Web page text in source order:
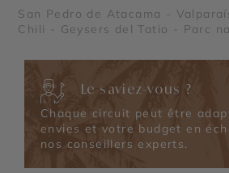
San Pedro de Atacama -
Chili - Geysers del Tatio - Parc
Le saviez-vous ?
Chaque circuit peut être
envies et votre budget en
nos conseillers experts.